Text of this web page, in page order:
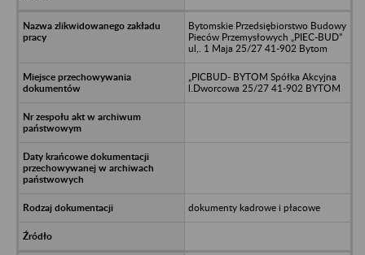
Bytomskie Przedsiębiorstwo Budowy
Pieców Przemysłowych „PIEC-BUD”
ul,. 1 Maja 25/27 41-902 Bytom
„PICBUD- BYTOM Spółka Akcyjna
l.Dworcowa 25/27 41-902 BYTOM
dokumenty kadrowe i płacowe